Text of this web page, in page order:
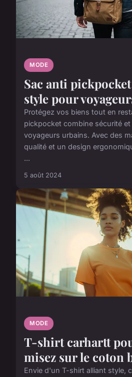
MODE
Sac anti
style pour
Protégez vos biens tout en
pickpocket combine sécurité
voyageurs urbains. Avec des
qualité et un design
...
5 août 2024
MODE
T-shirt carhartt
misez sur le coton
Envie d'un T-shirt alliant style,